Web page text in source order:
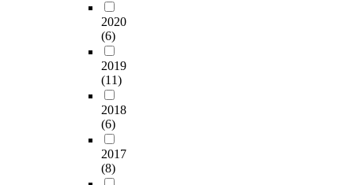
2020
(6)
2019
(11)
2018
(6)
2017
(8)